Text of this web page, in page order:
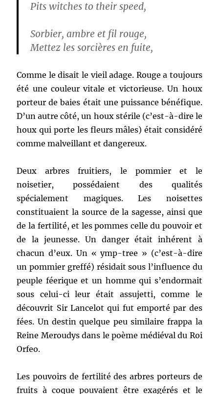
Pits witches to their speed,
Sorbier, ambre et fil rouge,
Mettez les sorcières en fuite,
Comme le disait le vieil adage. Rouge a toujours
été une couleur vitale et victorieuse. Un houx
porteur de baies était une puissance bénéfique.
D’un autre côté, un houx stérile (c’est-à-dire le
houx qui porte les fleurs mâles) était considéré
comme malveillant et dangereux.
Deux arbres fruitiers, le pommier et le
noisetier, possédaient des qualités
spécialement magiques. Les noisettes
constituaient la source de la sagesse, ainsi que
de la fertilité, et les pommes celle du pouvoir et
de la jeunesse. Un danger était inhérent à
chacun d’eux. Un « ymp-tree » (c’est-à-dire
un pommier greffé) résidait sous l’influence du
peuple féerique et un homme qui s’endormait
sous celui-ci leur était assujetti, comme le
découvrit Sir Lancelot qui fut emporté par des
fées. Un destin quelque peu similaire frappa la
Reine Meroudys dans le poème médiéval du Roi
Orfeo.
Les pouvoirs de fertilité des arbres porteurs de
fruits à coque pouvaient être exagérés et le